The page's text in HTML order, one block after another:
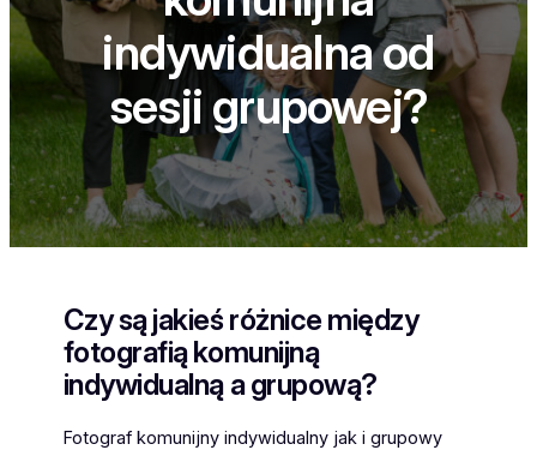
indywidualna od
sesji grupowej?
Czy są jakieś różnice między
fotografią komunijną
indywidualną a grupową?
Fotograf komunijny indywidualny jak i grupowy